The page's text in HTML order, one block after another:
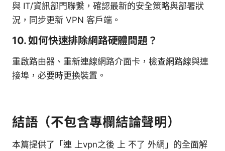
與 IT/資訊部門聯繫，確認最新的安全策略與部署狀
況，同步更新 VPN 客戶端。
10. 如何快速排除網路硬體問題？
重啟路由器、重新連線網路介面卡，檢查網路線與連
接埠，必要時更換裝置。
結語（不包含專欄結論聲明）
本篇提供了「連 上vpn之後 上 不了 外網」的全面解